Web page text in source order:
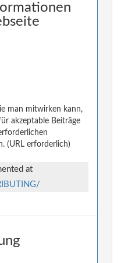
man mitwirken kann,
akzeptable Beiträge
(URL erforderlich)
at